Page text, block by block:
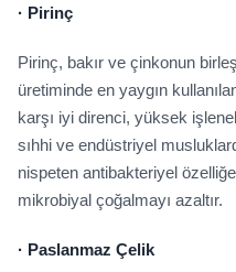
· Pirinç
Pirinç, bakır ve çinkonun
üretiminde en yaygın
karşı iyi direnci, yüksek
sıhhi ve endüstriyel
nispeten antibakteriyel
mikrobiyal çoğalmayı azaltır.
· Paslanmaz Çelik